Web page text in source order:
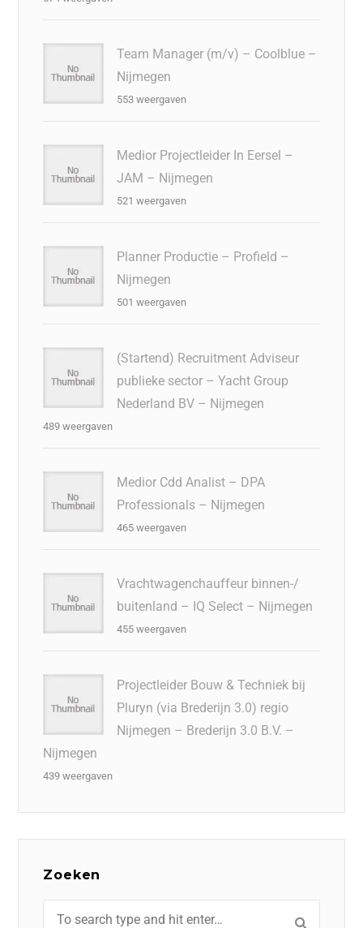
Team Manager (m/v) – Coolblue –
Nijmegen
553 weergaven
Medior Projectleider In Eersel –
JAM – Nijmegen
521 weergaven
Planner Productie – Profield –
Nijmegen
501 weergaven
(Startend) Recruitment Adviseur
publieke sector – Yacht Group
Nederland BV – Nijmegen
489 weergaven
Medior Cdd Analist – DPA
Professionals – Nijmegen
465 weergaven
Vrachtwagenchauffeur binnen-/
buitenland – IQ Select – Nijmegen
455 weergaven
Projectleider Bouw & Techniek bij
Pluryn (via Brederijn 3.0) regio
Nijmegen – Brederijn 3.0 B.V. –
Nijmegen
439 weergaven
Zoeken